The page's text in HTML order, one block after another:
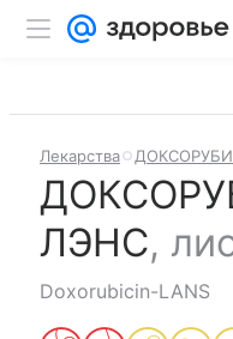
Лекарства
ЛЭНС,
Doxorubicin-LANS